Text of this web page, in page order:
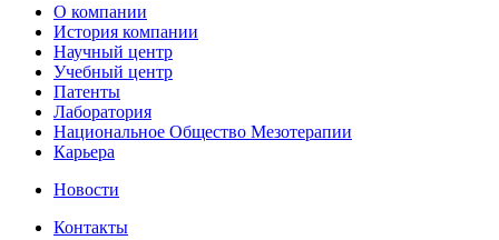
О компании
История компании
Научный центр
Учебный центр
Патенты
Лаборатория
Национальное Общество Мезотерапии
Карьера
Новости
Контакты